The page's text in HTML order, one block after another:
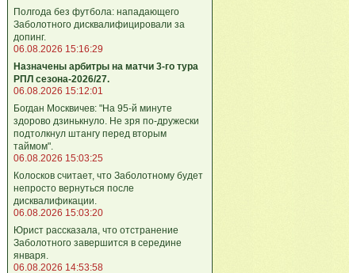
Полгода без футбола: нападающего
Заболотного дисквалифицировали за
допинг.
06.08.2026 15:16:29
Назначены арбитры на матчи 3-го тура
РПЛ сезона-2026/27.
06.08.2026 15:12:01
Богдан Москвичев: "На 95‑й минуте
здорово дзинькнуло. Не зря по‑дружески
подтолкнул штангу перед вторым
таймом".
06.08.2026 15:03:25
Колосков считает, что Заболотному будет
непросто вернуться после
дисквалификации.
06.08.2026 15:03:20
Юрист рассказала, что отстранение
Заболотного завершится в середине
января.
06.08.2026 14:53:58